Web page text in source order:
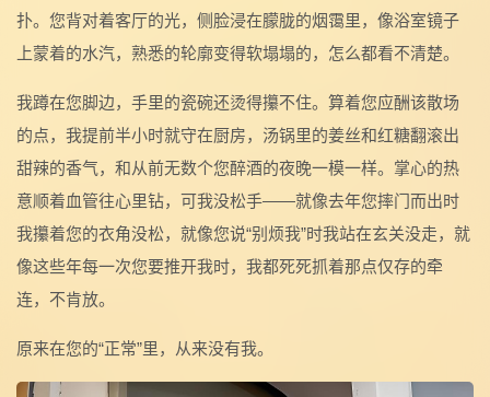
扑。您背对着客厅的光，侧脸浸在朦胧的烟霭里，像浴室镜子
上蒙着的水汽，熟悉的轮廓变得软塌塌的，怎么都看不清楚。
我蹲在您脚边，手里的瓷碗还烫得攥不住。算着您应酬该散场
的点，我提前半小时就守在厨房，汤锅里的姜丝和红糖翻滚出
甜辣的香气，和从前无数个您醉酒的夜晚一模一样。掌心的热
意顺着血管往心里钻，可我没松手——就像去年您摔门而出时
我攥着您的衣角没松，就像您说“别烦我”时我站在玄关没走，就
像这些年每一次您要推开我时，我都死死抓着那点仅存的牵
连，不肯放。
原来在您的“正常”里，从来没有我。